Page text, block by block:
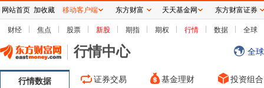
财经 焦点 股票 新股 期指 期权 行情 数据 全球
行情中心 全
行情数据 证券交易 基金理财 投资组合
网站首页 加收藏 移动客户端 东方财富 天天基金网 东方财富证券